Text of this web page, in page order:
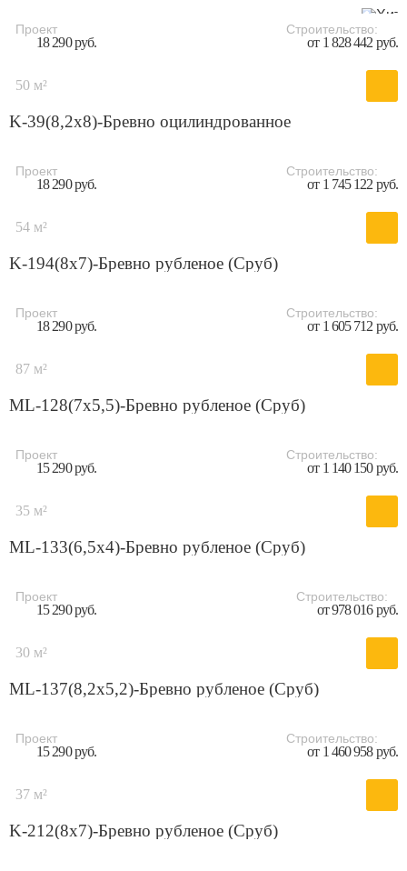
Проект
18 290 руб.
Строительство:
от 1 828 442 руб.
50 м²
K-39(8,2х8)-Бревно оцилиндрованное
Проект
18 290 руб.
Строительство:
от 1 745 122 руб.
54 м²
K-194(8x7)-Бревно рубленое (Сруб)
Проект
18 290 руб.
Строительство:
от 1 605 712 руб.
87 м²
ML-128(7х5,5)-Бревно рубленое (Сруб)
Проект
15 290 руб.
Строительство:
от 1 140 150 руб.
35 м²
ML-133(6,5х4)-Бревно рубленое (Сруб)
Проект
15 290 руб.
Строительство:
от 978 016 руб.
30 м²
ML-137(8,2х5,2)-Бревно рубленое (Сруб)
Проект
15 290 руб.
Строительство:
от 1 460 958 руб.
37 м²
K-212(8x7)-Бревно рубленое (Сруб)